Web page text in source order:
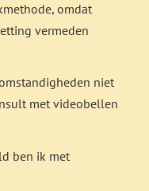
omdat
vermeden
niet
met videobellen
ben ik met